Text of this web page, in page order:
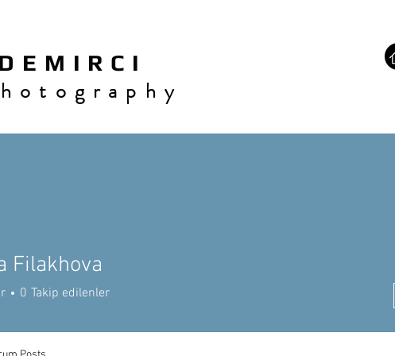
E M I R C I
o t o g r a p h y
Filakhova
0 Takip edilenler